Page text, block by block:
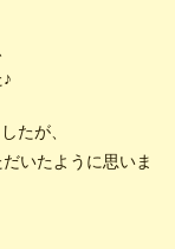
たが、
いたように思いま